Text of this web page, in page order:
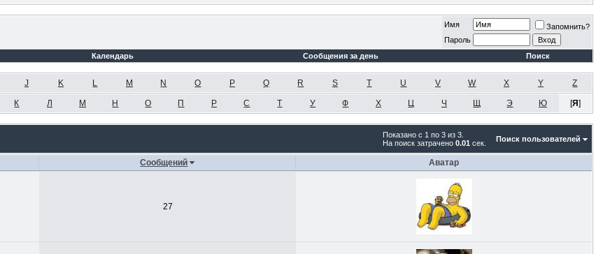
Имя
Запомнить?
Пароль
Календарь Сообщения за день Поиск
J K L M N O P Q R S T U V W X Y Z
К Л М Н О П Р С Т У Ф Х Ц Ч Щ Э Ю [Я]
Показано с 1 по 3 из 3.
На поиск затрачено0.01 сек. Поиск пользователей
Сообщений Аватар
27